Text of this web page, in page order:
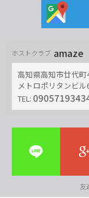
ホストクラブ amaze
高知県高知市廿代町
メトロポリタンビル
TEL:
友